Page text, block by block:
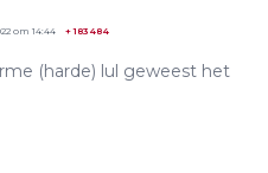
om 14:44 +183484
(harde) lul geweest het